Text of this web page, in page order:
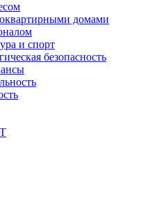
домами
и спорт
безопасность